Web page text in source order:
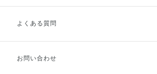
ご利用ガイドトップ
お支払方法
よくある質問
お問い合わせ